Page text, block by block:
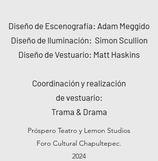
​Diseño de Escenografía: Adam Meggido
Diseño de Iluminación: Simon Scullion
Diseño de Vestuario: Matt Haskins
Coordinación y realización
de vestuario:
Trama & Drama
Próspero Teatro y Lemon Studios
Foro Cultural Chapultepec.
2024